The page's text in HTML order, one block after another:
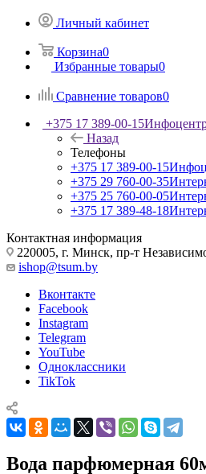
Личный кабинет
Корзина0
Избранные товары0
Сравнение товаров0
+375 17 389-00-15
Назад
Телефоны
+375 17 389-00-15
+375 29 760-00-35
+375 25 760-00-05
+375 17 389-48-18
Контактная информация
220005, г. Минск, пр-т
ishop@tsum.by
Вконтакте
Facebook
Instagram
Telegram
YouTube
Одноклассники
TikTok
Вода парфюмерная